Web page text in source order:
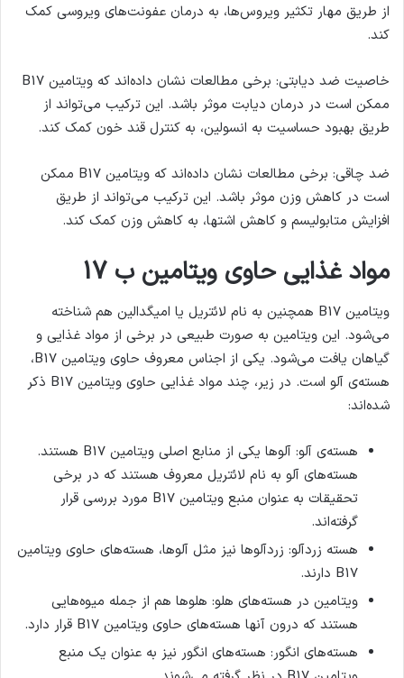
از طریق مهار تکثیر ویروس‌ها، به درمان عفونت‌های ویروسی کمک
کند.
خاصیت ضد دیابتی: برخی مطالعات نشان داده‌اند که ویتامین B17
ممکن است در درمان دیابت موثر باشد. این ترکیب می‌تواند از
طریق بهبود حساسیت به انسولین، به کنترل قند خون کمک کند.
ضد چاقی: برخی مطالعات نشان داده‌اند که ویتامین B17 ممکن
است در کاهش وزن موثر باشد. این ترکیب می‌تواند از طریق
افزایش متابولیسم و کاهش اشتها، به کاهش وزن کمک کند.
مواد غذایی حاوی ویتامین ب 17
ویتامین B17 همچنین به نام لائتریل یا امیگدالین هم شناخته
می‌شود. این ویتامین به صورت طبیعی در برخی از مواد غذایی و
گیاهان یافت می‌شود. یکی از اجناس معروف حاوی ویتامین B17،
هسته‌ی آلو است. در زیر، چند مواد غذایی حاوی ویتامین B17 ذکر
شده‌اند:
هسته‌ی آلو: آلوها یکی از منابع اصلی ویتامین B17 هستند.
هسته‌های آلو به نام لائتریل معروف هستند که در برخی
تحقیقات به عنوان منبع ویتامین B17 مورد بررسی قرار
گرفته‌اند.
هسته‌ زردآلو: زردآلوها نیز مثل آلوها، هسته‌های حاوی ویتامین
B17 دارند.
ویتامین در هسته‌های هلو: هلوها هم از جمله میوه‌هایی
هستند که درون آنها هسته‌های حاوی ویتامین B17 قرار دارد.
هسته‌های انگور: هسته‌های انگور نیز به عنوان یک منبع